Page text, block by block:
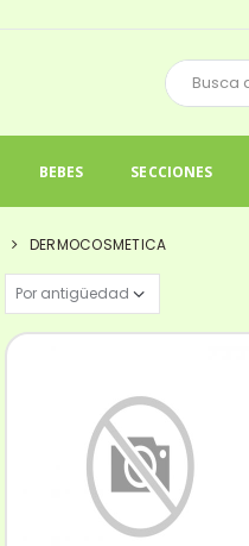
BEBES SECCIONES
DERMOCOSMETICA